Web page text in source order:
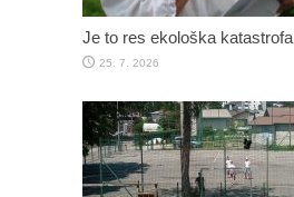
Je to res ekološka katastrofa
25. 7. 2026